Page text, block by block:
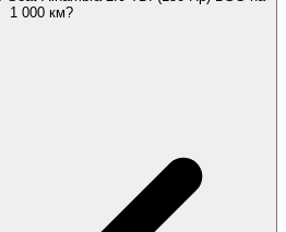
1 000 км?